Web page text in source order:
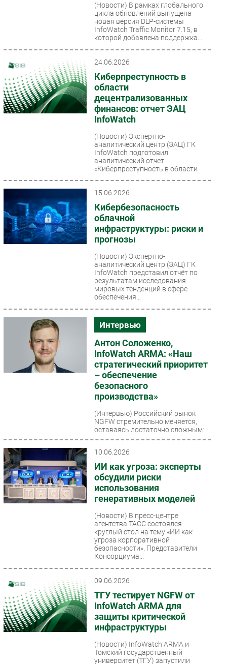
(Новости) В рамках глобального
цикла обновлений выпущена
новая версия DLP-системы
InfoWatch Traffic Monitor 7.15, в
которой добавлена поддержка...
24.06.2026
Киберпреступность в
области
децентрализованных
финансов: отчет ЭАЦ
InfoWatch
(Новости) Экспертно-
аналитический центр (ЭАЦ) ГК
InfoWatch подготовил
аналитический отчет
«Киберпреступность в области
15.06.2026
Кибербезопасность
облачной
инфраструктуры: риски и
прогнозы
(Новости) Экспертно-
аналитический центр (ЭАЦ) ГК
InfoWatch представил отчёт по
результатам исследования
мировых тенденций в сфере
обеспечения...
Интервью
Антон Соложенко,
InfoWatch ARMA: «Наш
стратегический приоритет
– обеспечение
безопасного
производства»
(Интервью) Российский рынок
NGFW стремительно меняется,
оставаясь достаточно сложным:
сокращается количество игроков,
10.06.2026
ИИ как угроза: эксперты
обсудили риски
использования
генеративных моделей
(Новости) В пресс-центре
агентства ТАСС состоялся
круглый стол на тему «ИИ как
угроза корпоративной
безопасности». Представители
Консорциума...
09.06.2026
ТГУ тестирует NGFW от
InfoWatch ARMA для
защиты критической
инфраструктуры
(Новости) InfoWatch ARMA и
Томский государственный
университет (ТГУ) запустили